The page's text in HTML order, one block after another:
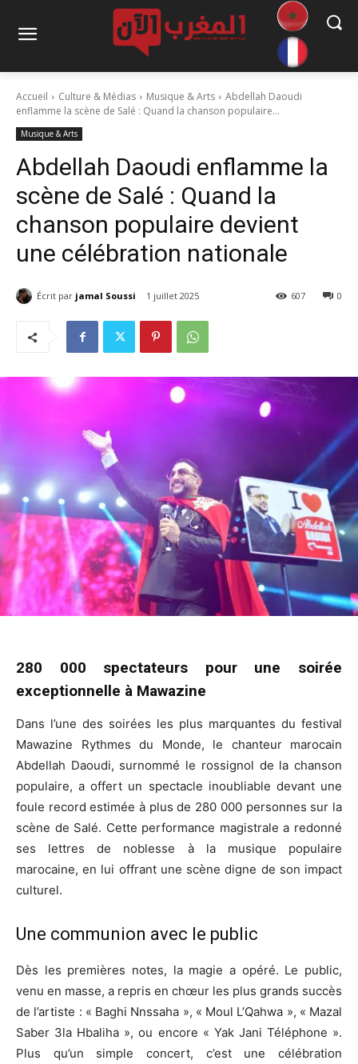
Accueil Culture & Médias Musique & Arts
Abdellah Daoudi
enflamme la scène de Salé : Quand la chanson populaire...
Musique & Arts
Abdellah Daoudi enflamme la
scène de Salé : Quand la
chanson populaire devient
une célébration nationale
Écrit par jamal Soussi 1 juillet 2025 0
607
280 000 spectateurs pour une soirée
exceptionnelle à Mawazine
Dans l’une des soirées les plus marquantes du festival
Mawazine Rythmes du Monde, le chanteur marocain
Abdellah Daoudi, surnommé le rossignol de la chanson
populaire, a offert un spectacle inoubliable devant une
foule record estimée à plus de 280 000 personnes sur la
scène de Salé. Cette performance magistrale a redonné
ses lettres de noblesse à la musique populaire
marocaine, en lui offrant une scène digne de son impact
culturel.
Une communion avec le public
Dès les premières notes, la magie a opéré. Le public,
venu en masse, a repris en chœur les plus grands succès
de l’artiste : « Baghi Nnssaha », « Moul L’Qahwa », « Mazal
Saber 3la Hbaliha », ou encore « Yak Jani Téléphone ».
Plus qu’un simple concert, c’est une célébration